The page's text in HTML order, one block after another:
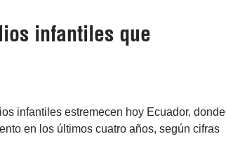
infantiles que
infantiles estremecen hoy Ecuador, donde
en los últimos cuatro años, según cifras